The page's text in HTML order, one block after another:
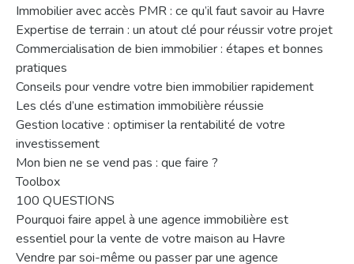
Immobilier avec accès PMR : ce qu’il faut savoir au Havre
Expertise de terrain : un atout clé pour réussir votre projet
Commercialisation de bien immobilier : étapes et bonnes
pratiques
Conseils pour vendre votre bien immobilier rapidement
Les clés d’une estimation immobilière réussie
Gestion locative : optimiser la rentabilité de votre
investissement
Mon bien ne se vend pas : que faire ?
Toolbox
100 QUESTIONS
Pourquoi faire appel à une agence immobilière est
essentiel pour la vente de votre maison au Havre
Vendre par soi-même ou passer par une agence